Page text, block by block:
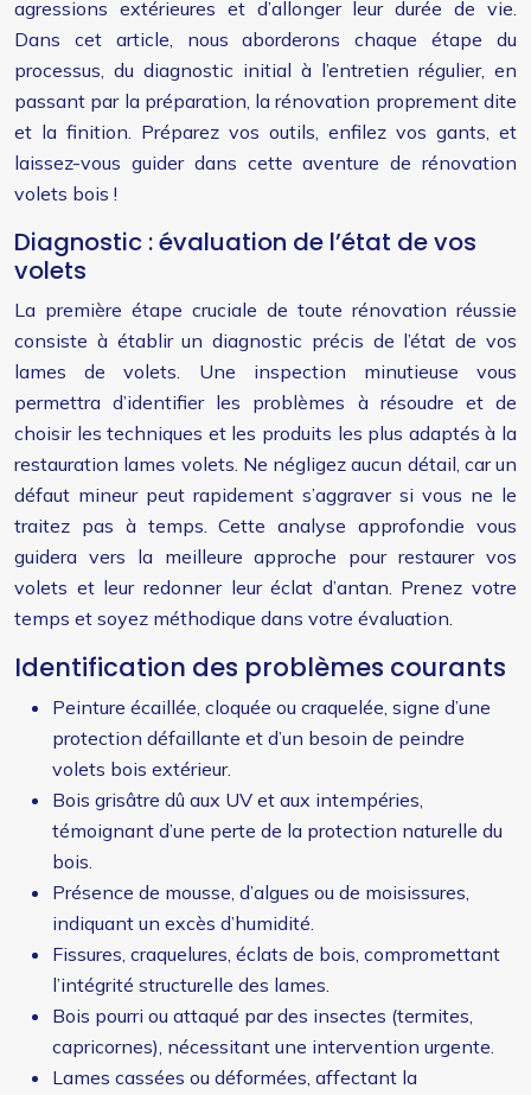
agressions extérieures et d’allonger leur durée de vie.
Dans cet article, nous aborderons chaque étape du
processus, du diagnostic initial à l’entretien régulier, en
passant par la préparation, la rénovation proprement dite
et la finition. Préparez vos outils, enfilez vos gants, et
laissez-vous guider dans cette aventure de rénovation
volets bois !
Diagnostic : évaluation de l’état de vos
volets
La première étape cruciale de toute rénovation réussie
consiste à établir un diagnostic précis de l’état de vos
lames de volets. Une inspection minutieuse vous
permettra d’identifier les problèmes à résoudre et de
choisir les techniques et les produits les plus adaptés à la
restauration lames volets. Ne négligez aucun détail, car un
défaut mineur peut rapidement s’aggraver si vous ne le
traitez pas à temps. Cette analyse approfondie vous
guidera vers la meilleure approche pour restaurer vos
volets et leur redonner leur éclat d’antan. Prenez votre
temps et soyez méthodique dans votre évaluation.
Identification des problèmes courants
Peinture écaillée, cloquée ou craquelée, signe d’une
protection défaillante et d’un besoin de peindre
volets bois extérieur.
Bois grisâtre dû aux UV et aux intempéries,
témoignant d’une perte de la protection naturelle du
bois.
Présence de mousse, d’algues ou de moisissures,
indiquant un excès d’humidité.
Fissures, craquelures, éclats de bois, compromettant
l’intégrité structurelle des lames.
Bois pourri ou attaqué par des insectes (termites,
capricornes), nécessitant une intervention urgente.
Lames cassées ou déformées, affectant la